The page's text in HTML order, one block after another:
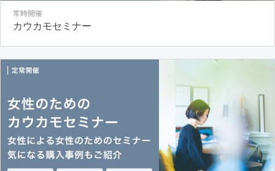
常時開催
カウカモセミナー